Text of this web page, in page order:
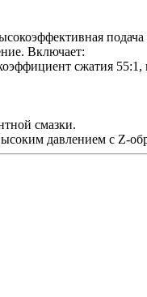
Включает:
сжатия
смазки.
давлением с Z-